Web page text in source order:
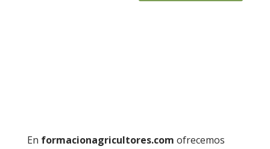
En formacionagricultores.com ofrecemos